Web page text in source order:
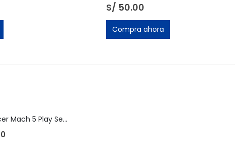
50.00
Compra ahora
Speed Racer Mach 5 Play Set | ReSaurus 1999 | Meteoro